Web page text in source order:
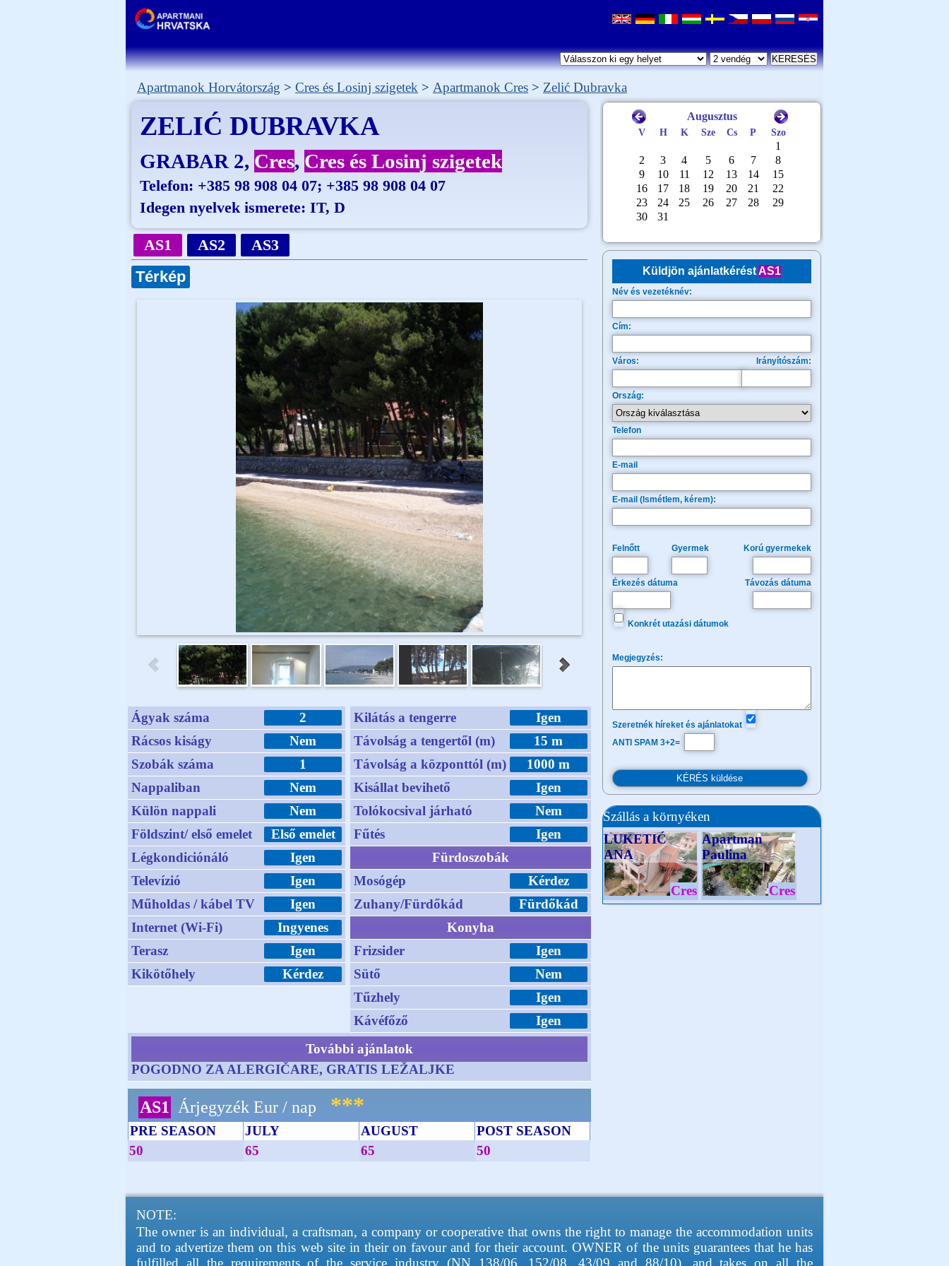
Apartmanok Horvátország Cres és Losinj szigetek Apartmanok Cres Zelić Dubravka
ZELIĆ DUBRAVKA
GRABAR 2 Cres Cres és Losinj szigetek
Telefon: +385 98 908 04 07; +385 98 908 04 07
Idegen nyelvek ismerete: IT, D
AS1 AS2
AS3
Térkép
Ágyak száma
2
Rácsos kiságy
Nem
Szobák száma
1
Nappaliban
Nem
Külön nappali
Nem
Földszint/ első emelet
Első emelet
Légkondiciónáló
Igen
Televízió
Igen
Műholdas / kábel TV
Igen
Internet (Wi-Fi)
Ingyenes
Terasz
Igen
Kikötőhely
Kérdez
Kilátás a tengerre
Igen
Távolság a tengertől (m)
15 m
Távolság a központtól (m)
1000 m
Kisállat bevihető
Igen
Tolókocsival járható
Nem
Fűtés
Igen
Fürdoszobák
Mosógép
Kérdez
Zuhany/Fürdőkád
Fürdőkád
Konyha
Frizsider
Igen
Sütő
Nem
Tűzhely
Igen
Kávéfőző
Igen
További ajánlatok
POGODNO ZA ALERGIČARE, GRATIS LEŽALJKE
AS1 Árjegyzék Eur / nap ***
PRE SEASON JULY AUGUST
POST SEASON
50
65 65 50
Küldjön ajánlatkéréstAS1
Név és vezetéknév:
Cím:
Város: Irányítószám:
Ország:
Telefon
E-mail
E-mail (Ismétlem, kérem):
Felnőtt Gyermek Korú gyermekek
Érkezés dátuma Távozás dátuma
Konkrét utazási dátumok
Megjegyzés:
Szeretnék híreket és ajánlatokat
ANTI SPAM 3+2=
Szállás a környéken
LUKETIĆ
ANA
Cres
Apartman
Paulina
Cres
NOTE:
The owner is an individual, a craftsman, a company or cooperative that owns the right to manage the accommodation units
and to advertize them on this web site in their on favour and for their account. OWNER of the units guarantees that he has